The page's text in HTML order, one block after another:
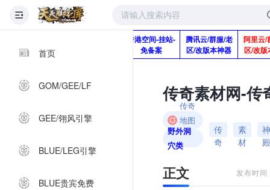
首页
GOM/GEE/LF
GEE/翎风引擎
BLUE/LEG引擎
BLUE贵宾免费
Q920992345
香港空间-挂站-
免备案
腾讯云/群服/老
区/改版本神器
阿里云/
区/改版
传奇
地图
素材
野外洞
穴类
传
奇
素
材
神
殿
正文 发布时